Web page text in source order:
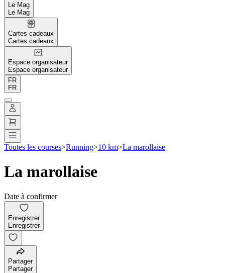
Le Mag
Le Mag
Cartes cadeaux
Cartes cadeaux
Espace organisateur
Espace organisateur
FR
FR
Toutes les courses>Running>10 km>La marollaise
La marollaise
Date à confirmer
Enregistrer
Enregistrer
Partager
Partager